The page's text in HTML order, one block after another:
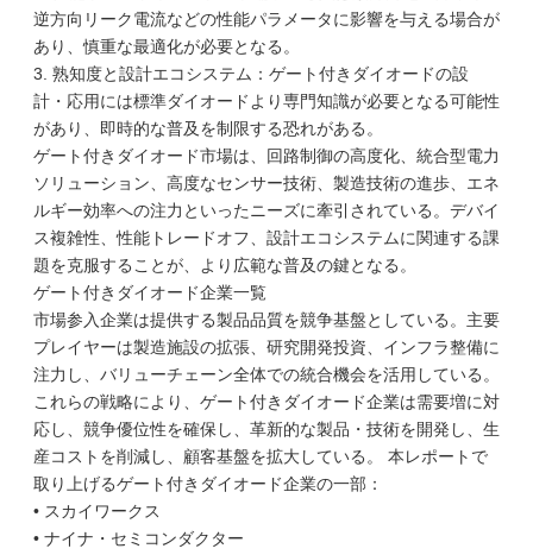
逆方向リーク電流などの性能パラメータに影響を与える場合が
あり、慎重な最適化が必要となる。
3. 熟知度と設計エコシステム：ゲート付きダイオードの設
計・応用には標準ダイオードより専門知識が必要となる可能性
があり、即時的な普及を制限する恐れがある。
ゲート付きダイオード市場は、回路制御の高度化、統合型電力
ソリューション、高度なセンサー技術、製造技術の進歩、エネ
ルギー効率への注力といったニーズに牽引されている。デバイ
ス複雑性、性能トレードオフ、設計エコシステムに関連する課
題を克服することが、より広範な普及の鍵となる。
ゲート付きダイオード企業一覧
市場参入企業は提供する製品品質を競争基盤としている。主要
プレイヤーは製造施設の拡張、研究開発投資、インフラ整備に
注力し、バリューチェーン全体での統合機会を活用している。
これらの戦略により、ゲート付きダイオード企業は需要増に対
応し、競争優位性を確保し、革新的な製品・技術を開発し、生
産コストを削減し、顧客基盤を拡大している。 本レポートで
取り上げるゲート付きダイオード企業の一部：
• スカイワークス
• ナイナ・セミコンダクター